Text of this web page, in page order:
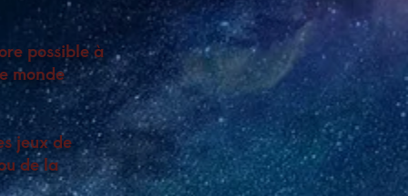
possible à
monde
jeux de
de la